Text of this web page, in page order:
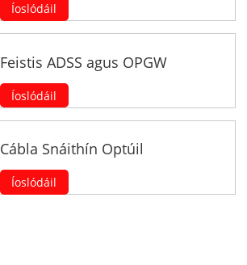
Íoslódáil
Feistis ADSS agus OPGW
Íoslódáil
Cábla Snáithín Optúil
Íoslódáil